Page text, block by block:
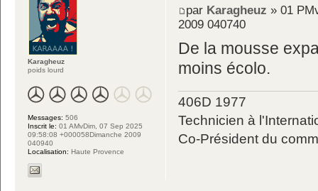
par Karagheuz » 01
2009 040740
De la mousse
moins écolo.
406D 1977
Technicien à
Co-Président du
Karagheuz
poids lourd
Messages: 506
Inscrit le: 01 AMvDim, 07 Sep 2025
09:58:08 +000058Dimanche 2009
040940
Localisation: Haute Provence